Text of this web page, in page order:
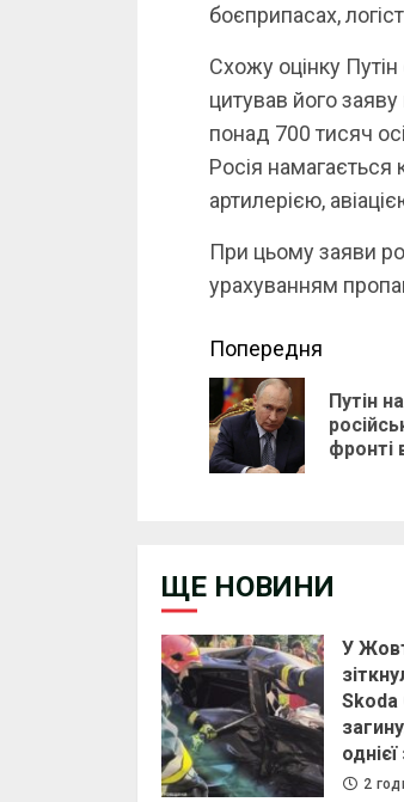
боєприпасах,
Схожу оцінку
цитував його заяву
понад 700 тисяч
Росія
артилерією,
При цьому заяви
урахуванням
Continue
Reading
Попередня
Путін
фронті
ЩЕ НОВИНИ
У
Skoda
2